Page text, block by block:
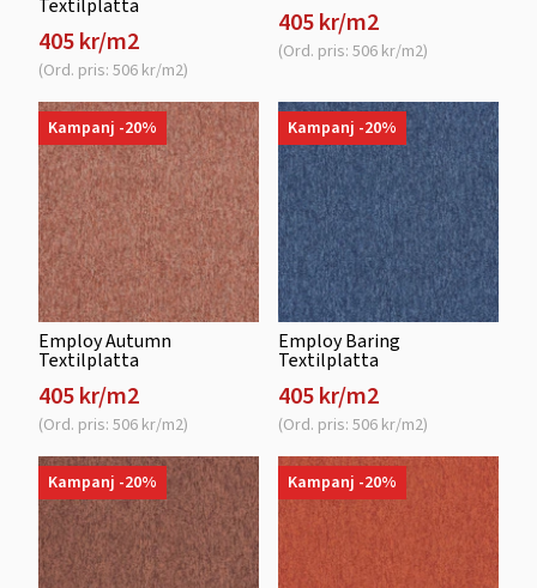
Textilplatta
405 kr/m2
(Ord. pris: 506 kr/m2)
405 kr/m2
(Ord. pris: 506 kr/m2)
Kampanj -20%
Employ Autumn
Textilplatta
405 kr/m2
(Ord. pris: 506 kr/m2)
Kampanj -20%
Employ Baring
Textilplatta
405 kr/m2
(Ord. pris: 506 kr/m2)
Kampanj -20% Kampanj -20%